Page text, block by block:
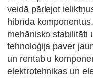
veidā pārlejot
hibrīda
mehānisko stabilitāti
tehnoloģija paver
un rentablu
elektrotehnikas un